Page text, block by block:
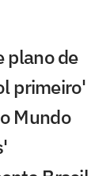
plano de
primeiro'
Mundo